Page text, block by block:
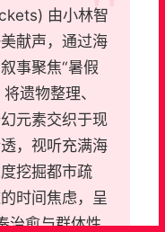
由小林智
献声，通过海
事聚焦“暑假
遗物整理、
元素交织于现
，视听充满海
挖掘都市疏
时间焦虑，呈
治愈与群体性